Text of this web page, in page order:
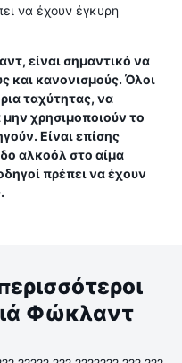
να έχουν έγκυρη
είναι σημαντικό να
και κανονισμούς. Όλοι
ταχύτητας, να
χρησιμοποιούν το
Είναι επίσης
αλκοόλ στο αίμα
πρέπει να έχουν
Φώκλαντ